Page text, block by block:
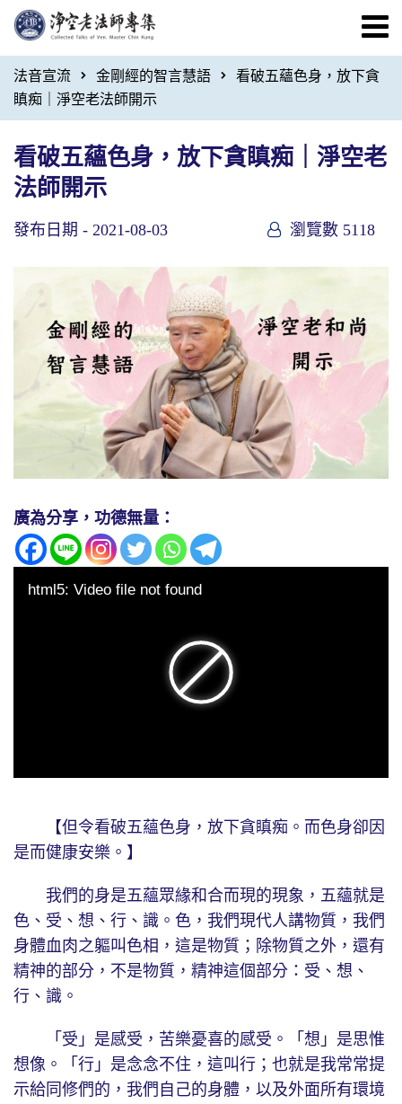
法音宣流 金剛經的智言慧語
看破五蘊色身，放下貪
瞋痴｜淨空老法師開示
看破五蘊色身，放下貪瞋痴｜淨空老
法師開示
發布日期 - 2021-08-03 瀏覽數 5118
廣為分享，功德無量：
html5: Video file not found
【但令看破五蘊色身，放下貪瞋痴。而色身卻因
是而健康安樂。】
我們的身是五蘊眾緣和合而現的現象，五蘊就是
色、受、想、行、識。色，我們現代人講物質，我們
身體血肉之軀叫色相，這是物質；除物質之外，還有
精神的部分，不是物質，精神這個部分：受、想、
行、識。
「受」是感受，苦樂憂喜的感受。「想」是思惟
想像。「行」是念念不住，這叫行；也就是我常常提
示給同修們的，我們自己的身體，以及外面所有環境